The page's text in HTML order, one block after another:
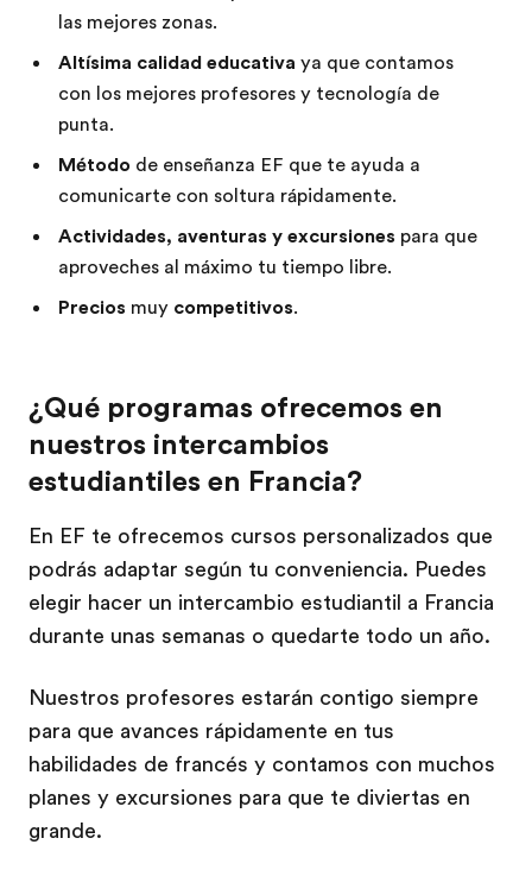
las mejores zonas.
Altísima calidad educativa ya que contamos
con los mejores profesores y tecnología de
punta.
Método de enseñanza EF que te ayuda a
comunicarte con soltura rápidamente.
Actividades, aventuras y excursiones para que
aproveches al máximo tu tiempo libre.
Precios muy competitivos.
¿Qué programas ofrecemos en
nuestros intercambios
estudiantiles en Francia?
En EF te ofrecemos cursos personalizados que
podrás adaptar según tu conveniencia. Puedes
elegir hacer un intercambio estudiantil a Francia
durante unas semanas o quedarte todo un año.
Nuestros profesores estarán contigo siempre
para que avances rápidamente en tus
habilidades de francés y contamos con muchos
planes y excursiones para que te diviertas en
grande.